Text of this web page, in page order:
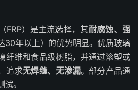
FRP）是主流选择，其耐腐蚀、强
30年以上）的优势明显。优质玻璃
纤维和食品级树脂，并通过滚塑或
追求无焊缝、无渗漏。部分产品通
。